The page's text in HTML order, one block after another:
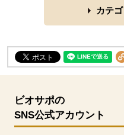
カテ
ビオサポの
SNS公式アカウント